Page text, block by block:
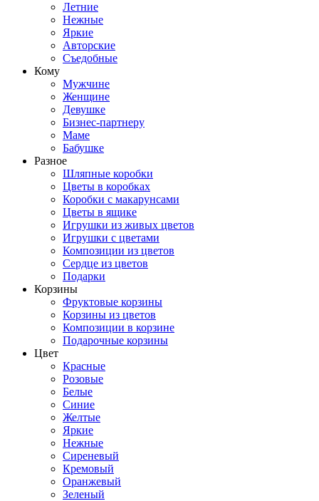
Летние
Нежные
Яркие
Авторские
Съедобные
Кому
Мужчине
Женщине
Девушке
Бизнес-партнеру
Маме
Бабушке
Разное
Шляпные коробки
Цветы в коробках
Коробки с макарунсами
Цветы в ящике
Игрушки из живых цветов
Игрушки с цветами
Композиции из цветов
Сердце из цветов
Подарки
Корзины
Фруктовые корзины
Корзины из цветов
Композиции в корзине
Подарочные корзины
Цвет
Красные
Розовые
Белые
Синие
Желтые
Яркие
Нежные
Сиреневый
Кремовый
Оранжевый
Зеленый